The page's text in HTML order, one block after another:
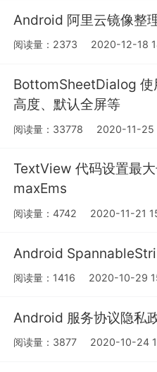
Android 阿里云镜像整
阅读量：2373 2020-12-18
BottomSheetDialog 使
高度、默认全屏等
阅读量：33778 2020-11-25
TextView 代码设置最
maxEms
阅读量：4742 2020-11-21
Android
阅读量：1416 2020-10-29
Android 服务协议隐私
阅读量：3877 2020-10-24